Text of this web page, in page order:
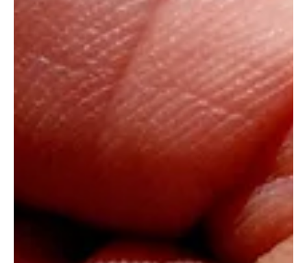
Energipolitikk
Advarer mot kjemikalieutslipp - ny rapport slår
alarm
Motvind Norge har sendt klage på NVEs vedtak om å gi konsesjon
til en vindturbin plassert på land i Gulen kommune. Turbinen er del
av...